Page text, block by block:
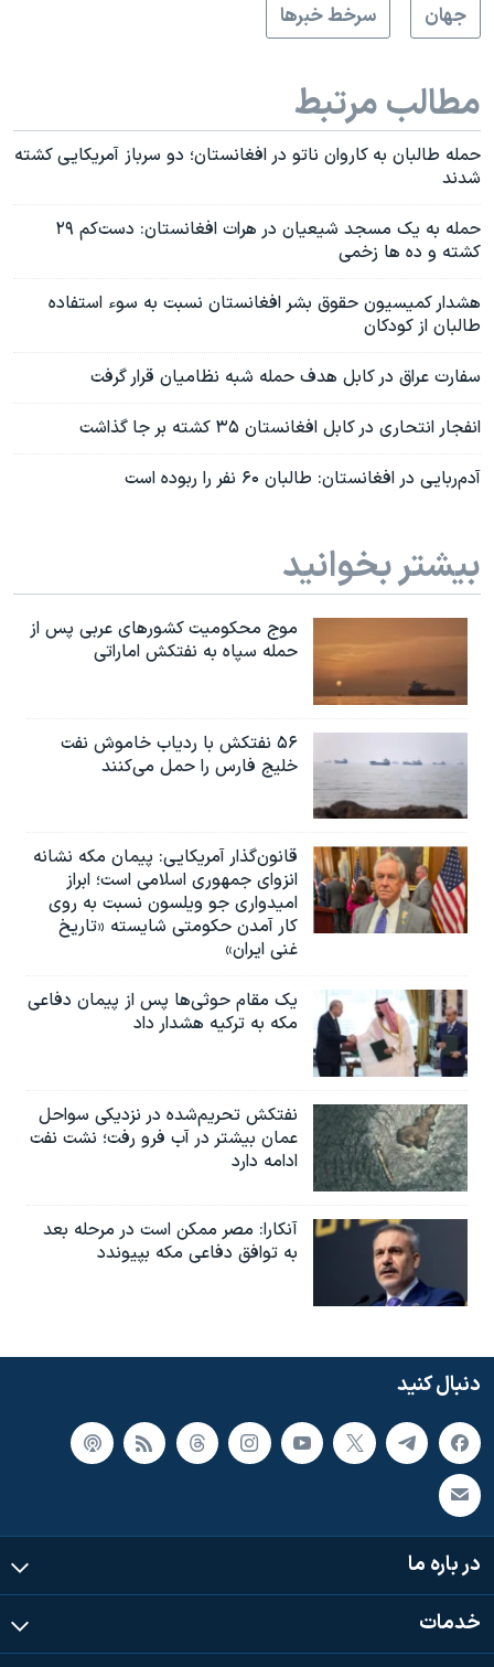
جهان
سرخط خبرها
مطالب مرتبط
حمله طالبان به کاروان ناتو در افغانستان؛ دو سرباز آمریکایی کشته
شدند
حمله به یک مسجد شیعیان در هرات افغانستان: دست‌کم ۲۹
کشته و ده ها زخمی
هشدار کمیسیون حقوق بشر افغانستان نسبت به سوء استفاده
طالبان از کودکان
سفارت عراق در کابل هدف حمله شبه نظامیان قرار گرفت
انفجار انتحاری در کابل افغانستان ۳۵ کشته بر جا گذاشت
آدم‌ربایی در افغانستان: طالبان ۶۰ نفر را ربوده است
بیشتر بخوانید
موج محکومیت کشورهای عربی پس از
حمله سپاه به نفتکش اماراتی
۵۶ نفتکش با ردیاب خاموش نفت
خلیج فارس را حمل می‌کنند
قانون‌گذار آمریکایی: پیمان مکه نشانه
انزوای جمهوری اسلامی است؛ ابراز
امیدواری جو ویلسون نسبت به روی
کار آمدن حکومتی شایسته «تاریخ
غنی ایران»
یک مقام حوثی‌ها پس از پیمان دفاعی
مکه به ترکیه هشدار داد
نفتکش تحریم‌شده در نزدیکی سواحل
عمان بیشتر در آب فرو رفت؛ نشت نفت
ادامه دارد
آنکارا: مصر ممکن است در مرحله بعد
به توافق دفاعی مکه بپیوندد
دنبال کنید
در باره ما
خدمات